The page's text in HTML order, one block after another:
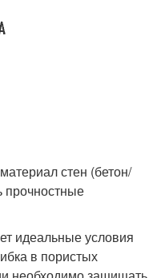
стен (бетон/
прочностные
идеальные условия
в пористых